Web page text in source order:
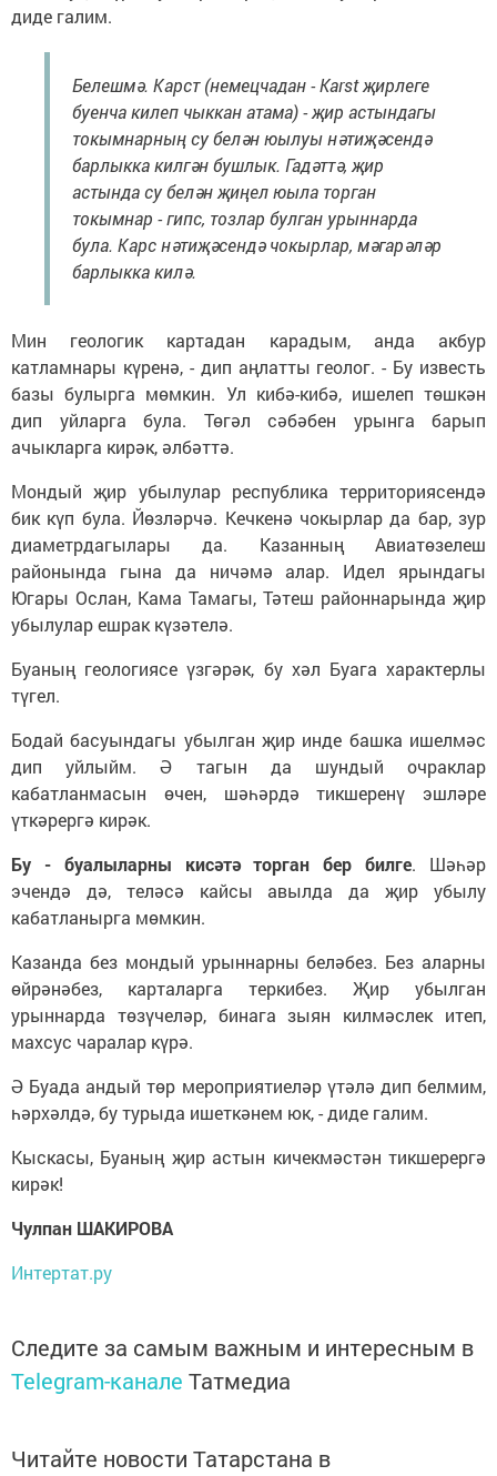
диде галим.
Белешмә. Карст (немецчадан - Karst җирлеге
буенча килеп чыккан атама) - җир астындагы
токымнарның су белән юылуы нәтиҗәсендә
барлыкка килгән бушлык. Гадәттә, җир
астында су белән җиңел юыла торган
токымнар - гипс, тозлар булган урыннарда
була. Карс нәтиҗәсендә чокырлар, мәгарәләр
барлыкка килә.
Мин геологик картадан карадым, анда акбур
катламнары күренә, - дип аңлатты геолог. - Бу известь
базы булырга мөмкин. Ул кибә-кибә, ишелеп төшкән
дип уйларга була. Төгәл сәбәбен урынга барып
ачыкларга кирәк, әлбәттә.
Мондый җир убылулар республика территориясендә
бик күп була. Йөзләрчә. Кечкенә чокырлар да бар, зур
диаметрдагылары да. Казанның Авиатөзелеш
районында гына да ничәмә алар. Идел ярындагы
Югары Ослан, Кама Тамагы, Тәтеш районнарында җир
убылулар ешрак күзәтелә.
Буаның геологиясе үзгәрәк, бу хәл Буага характерлы
түгел.
Бодай басуындагы убылган җир инде башка ишелмәс
дип уйлыйм. Ә тагын да шундый очраклар
кабатланмасын өчен, шәһәрдә тикшеренү эшләре
үткәрергә кирәк.
Бу - буалыларны кисәтә торган бер билге. Шәһәр
эчендә дә, теләсә кайсы авылда да җир убылу
кабатланырга мөмкин.
Казанда без мондый урыннарны беләбез. Без аларны
өйрәнәбез, карталарга теркибез. Җир убылган
урыннарда төзүчеләр, бинага зыян килмәслек итеп,
махсус чаралар күрә.
Ә Буада андый төр мероприятиеләр үтәлә дип белмим,
һәрхәлдә, бу турыда ишеткәнем юк, - диде галим.
Кыскасы, Буаның җир астын кичекмәстән тикшерергә
кирәк!
Чулпан ШАКИРОВА
Интертат.ру
Следите за самым важным и интересным в
Telegram-канале Татмедиа
Читайте новости Татарстана в